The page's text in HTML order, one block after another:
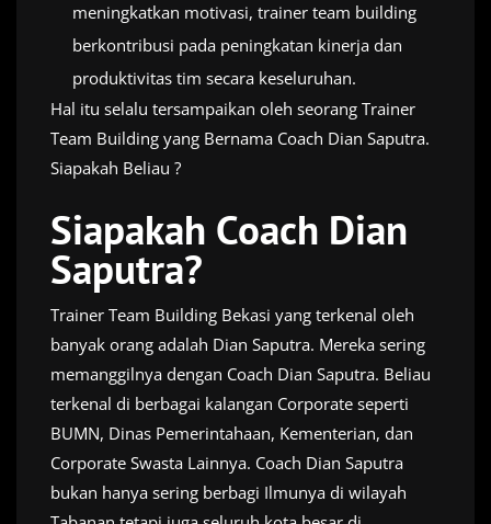
meningkatkan motivasi, trainer team building
berkontribusi pada peningkatan kinerja dan
produktivitas tim secara keseluruhan.
Hal itu selalu tersampaikan oleh seorang Trainer
Team Building yang Bernama Coach Dian Saputra.
Siapakah Beliau ?
Siapakah Coach Dian
Saputra?
Trainer Team Building Bekasi yang terkenal oleh
banyak orang adalah Dian Saputra. Mereka sering
memanggilnya dengan Coach Dian Saputra. Beliau
terkenal di berbagai kalangan Corporate seperti
BUMN, Dinas Pemerintahaan, Kementerian, dan
Corporate Swasta Lainnya. Coach Dian Saputra
bukan hanya sering berbagi Ilmunya di wilayah